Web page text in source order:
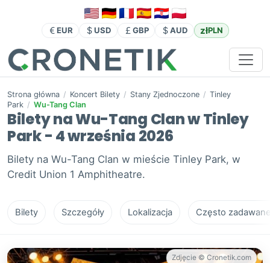
EUR USD GBP AUD złPLN
Strona główna / Koncert Bilety / Stany Zjednoczone / Tinley
Park / Wu-Tang Clan
Bilety na Wu-Tang Clan w Tinley
Park - 4 września 2026
Bilety na Wu-Tang Clan w mieście Tinley Park, w
Credit Union 1 Amphitheatre.
Bilety Szczegóły Lokalizacja Często
Zdjęcie © Cronetik.com